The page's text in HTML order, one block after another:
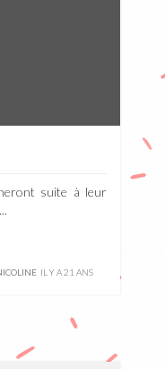
suite à leur
IL Y A 21 ANS